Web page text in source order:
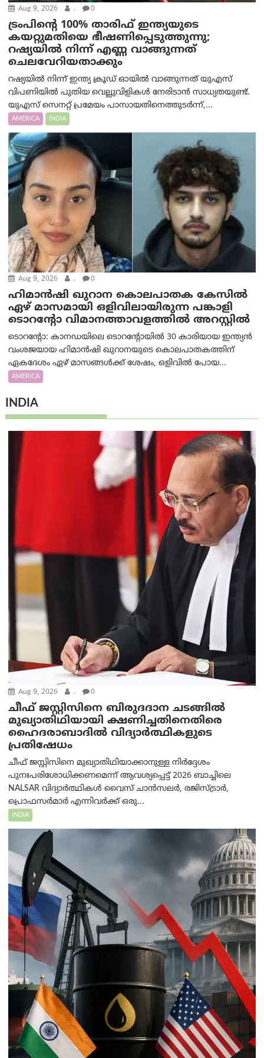
Aug 9, 2026 . 0
ട്രം‌പിന്റെ 100% താരിഫ് ഇന്ത്യയുടെ
കയറ്റുമതിയെ ഭീഷണിപ്പെടുത്തുന്നു;
റഷ്യയിൽ നിന്ന് എണ്ണ വാങ്ങുന്നത്
ചെലവേറിയതാക്കും
റഷ്യയിൽ നിന്ന് ഇന്ത്യ ക്രൂഡ് ഓയിൽ വാങ്ങുന്നത് യുഎസ്
വിപണിയിൽ പുതിയ വെല്ലുവിളികൾ നേരിടാൻ സാധ്യതയുണ്ട്.
യുഎസ് സെനറ്റ് പ്രമേയം പാസായതിനെത്തുടർന്ന്,...
AMERICA INDIA
Aug 9, 2026 . 0
ഹിമാൻഷി ഖുറാന കൊലപാതക കേസിൽ
ഏഴ് മാസമായി ഒളിവിലായിരുന്ന പങ്കാളി
ടൊറന്റോ വിമാനത്താവളത്തിൽ അറസ്റ്റിൽ
ടൊറന്റോ: കാനഡയിലെ ടൊറന്റോയിൽ 30 കാരിയായ ഇന്ത്യൻ
വംശജയായ ഹിമാൻഷി ഖുറാനയുടെ കൊലപാതകത്തിന്
ഏകദേശം ഏഴ് മാസങ്ങൾക്ക് ശേഷം, ഒളിവിൽ പോയ...
AMERICA
INDIA
Aug 9, 2026 . 0
ചീഫ് ജസ്റ്റിസിനെ ബിരുദദാന ചടങ്ങില്‍
മുഖ്യാതിഥിയായി ക്ഷണിച്ചതിനെതിരെ
ഹൈദരാബാദില്‍ വിദ്യാർത്ഥികളുടെ
പ്രതിഷേധം
ചീഫ് ജസ്റ്റിസിനെ മുഖ്യാതിഥിയാക്കാനുള്ള നിർദ്ദേശം
പുനഃപരിശോധിക്കണമെന്ന് ആവശ്യപ്പെട്ട് 2026 ബാച്ചിലെ
NALSAR വിദ്യാർത്ഥികൾ വൈസ് ചാൻസലർ, രജിസ്ട്രാർ,
പ്രൊഫസർമാർ എന്നിവർക്ക് ഒരു...
INDIA